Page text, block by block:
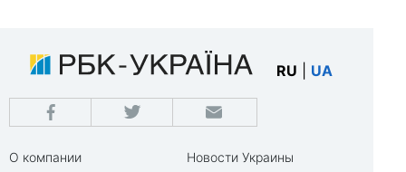
RU UA
О компании
Новости Украины